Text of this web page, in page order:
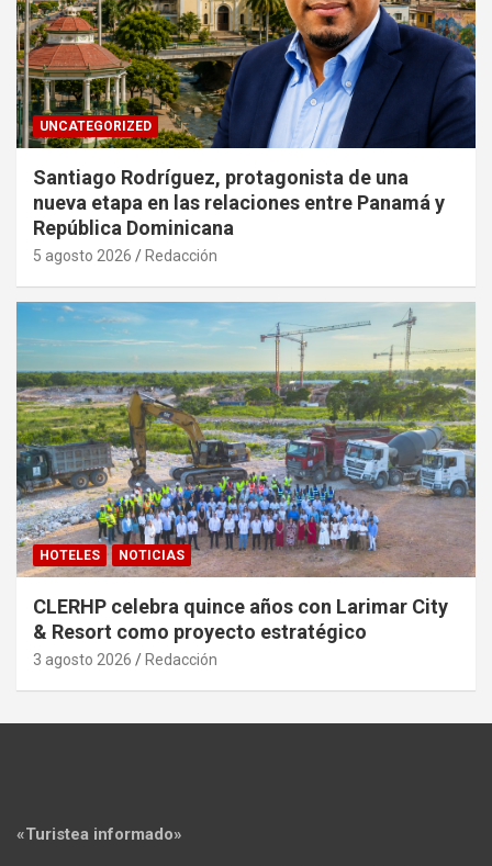
UNCATEGORIZED
Santiago Rodríguez, protagonista de una
nueva etapa en las relaciones entre Panamá y
República Dominicana
5 agosto 2026 Redacción
HOTELES NOTICIAS
CLERHP celebra quince años con Larimar City
& Resort como proyecto estratégico
3 agosto 2026 Redacción
«Turistea informado»